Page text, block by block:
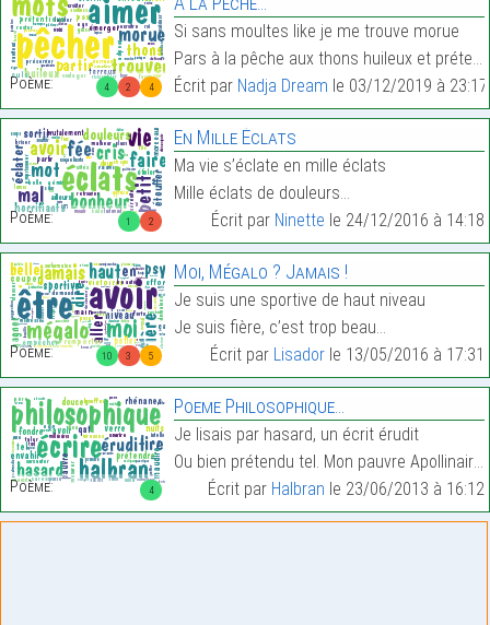
4 2 4
Poème:
Si sans moultes like je me trouve morue
Pars à la pêche aux thons huileux et prétentieux…
Écrit par Nadja Dream le 03/12/2019 à 23:17
1 2
Poème:
En Mille Éclats
Ma vie s’éclate en mille éclats
Mille éclats de douleurs…
Écrit par Ninette le 24/12/2016 à 14:18
10 3 5
Poème:
Moi, Mégalo ? Jamais !
Je suis une sportive de haut niveau
Je suis fière, c’est trop beau…
Écrit par Lisadorle 13/05/2016 à 17:31
4
Poème:
Poeme Philosophique…
Je lisais par hasard, un écrit érudit
Ou bien prétendu tel. Mon pauvre Apollinaire…
Écrit par Halbran le 23/06/2013 à 16:12